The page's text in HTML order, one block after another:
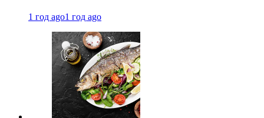
1 год ago1 год ago